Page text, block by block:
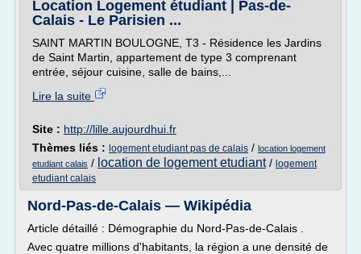
Location Logement étudiant | Pas-de-
Calais - Le Parisien ...
SAINT MARTIN BOULOGNE, T3 - Résidence les Jardins
de Saint Martin, appartement de type 3 comprenant
entrée, séjour cuisine, salle de bains,...
Lire la suite
Site : http://lille.aujourdhui.fr
Thèmes liés : logement etudiant pas de calais / location logement
etudiant calais / location de logement etudiant/ logement
etudiant calais
Nord-Pas-de-Calais — Wikipédia
Article détaillé : Démographie du Nord-Pas-de-Calais .
Avec quatre millions d'habitants, la région a une densité de